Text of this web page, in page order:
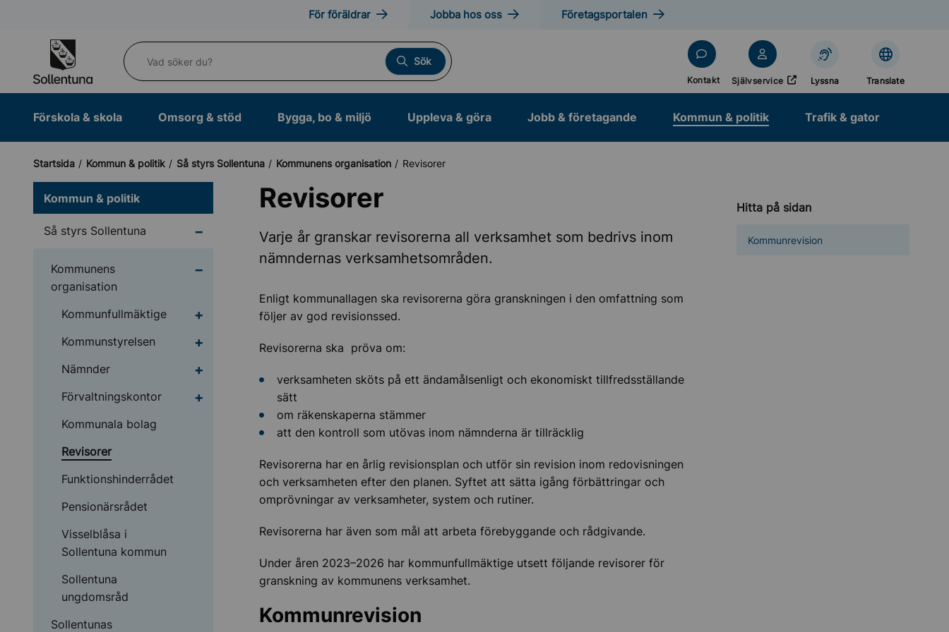
För föräldrar Jobba hos oss Företagsportalen
Vad söker du?
Sök
Kontakt Självservice
Öppnas i nytt fönster
Lyssna Translate
Förskola & skola Omsorg & stöd Bygga, bo & miljö Uppleva & göra Jobb & företagande Kommun & politik Trafik & gator
Startsida Kommun & politik Så styrs Sollentuna Kommunens organisation Revisorer
Kommun & politik
Så styrs Sollentuna Undermeny för Så styrs Sollentuna
Kommunens
organisation
Undermeny för Kommunens organisation
Kommunfullmäktige
Undermeny för Kommunfullmäktige
Kommunstyrelsen
Undermeny för Kommunstyrelsen
Nämnder
Undermeny för Nämnder
Förvaltningskontor
Undermeny för Förvaltningskontor
Kommunala bolag
Revisorer
Funktionshinderrådet
Pensionärsrådet
Visselblåsa i
Sollentuna kommun
Sollentuna
ungdomsråd
Sollentunas
Hitta på sidan
Kommunrevision
Revisorer
Varje år granskar revisorerna all verksamhet som bedrivs inom
nämndernas verksamhetsområden.
Enligt kommunallagen ska revisorerna göra granskningen i den omfattning som
följer av god revisionssed.
Revisorerna ska pröva om:
verksamheten sköts på ett ändamålsenligt och ekonomiskt tillfredsställande
sätt
om räkenskaperna stämmer
att den kontroll som utövas inom nämnderna är tillräcklig
Revisorerna har en årlig revisionsplan och utför sin revision inom redovisningen
och verksamheten efter den planen. Syftet att sätta igång förbättringar och
omprövningar av verksamheter, system och rutiner.
Revisorerna har även som mål att arbeta förebyggande och rådgivande.
Under åren 2023–2026 har kommunfullmäktige utsett följande revisorer för
granskning av kommunens verksamhet.
Kommunrevision